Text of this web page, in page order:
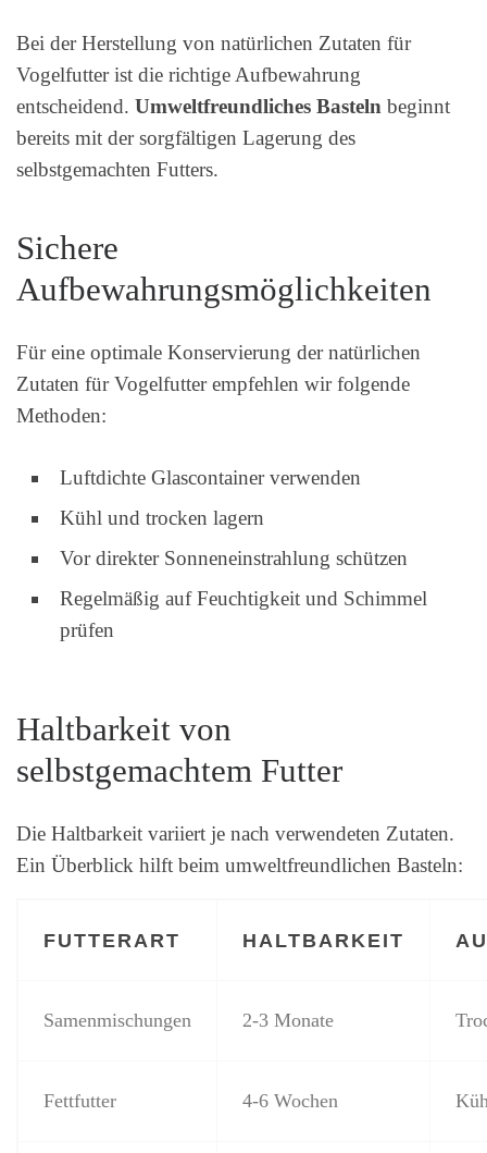
Bei der Herstellung von natürlichen Zutaten für
Vogelfutter ist die richtige Aufbewahrung
entscheidend. Umweltfreundliches Basteln beginnt
bereits mit der sorgfältigen Lagerung des
selbstgemachten Futters.
Sichere
Aufbewahrungsmöglichkeiten
Für eine optimale Konservierung der natürlichen
Zutaten für Vogelfutter empfehlen wir folgende
Methoden:
Luftdichte Glascontainer verwenden
Kühl und trocken lagern
Vor direkter Sonneneinstrahlung schützen
Regelmäßig auf Feuchtigkeit und Schimmel
prüfen
Haltbarkeit von
selbstgemachtem Futter
Die Haltbarkeit variiert je nach verwendeten Zutaten.
Ein Überblick hilft beim umweltfreundlichen Basteln:
FUTTERART HALTBARKEIT
Samenmischungen 2-3 Monate
Fettfutter 4-6 Wochen